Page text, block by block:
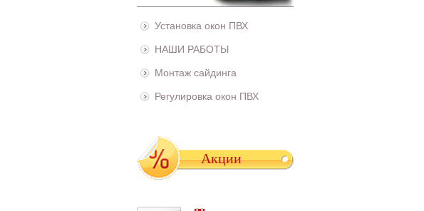
Установка окон ПВХ
НАШИ РАБОТЫ
Монтаж сайдинга
Регулировка окон ПВХ
Акции